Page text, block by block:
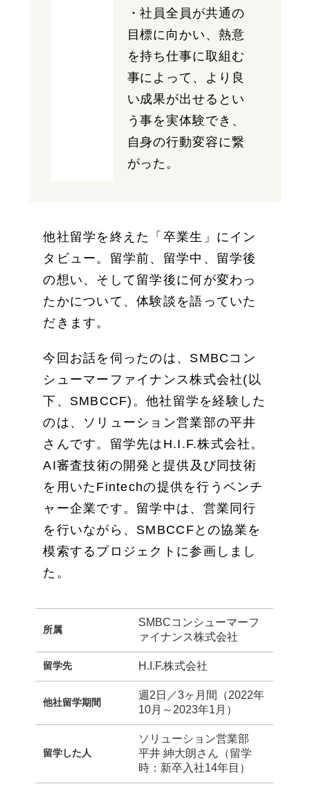
・社員全員が共通の
目標に向かい、熱意
を持ち仕事に取組む
事によって、より良
い成果が出せるとい
う事を実体験でき、
自身の行動変容に繋
がった。
他社留学を終えた「卒業生」にイン
タビュー。留学前、留学中、留学後
の想い、そして留学後に何が変わっ
たかについて、体験談を語っていた
だきます。
今回お話を伺ったのは、SMBCコン
シューマーファイナンス株式会社(以
下、SMBCCF)。他社留学を経験した
のは、ソリューション営業部の平井
さんです。留学先はH.I.F.株式会社。
AI審査技術の開発と提供及び同技術
を用いたFintechの提供を行うベンチ
ャー企業です。留学中は、営業同行
を行いながら、SMBCCFとの協業を
模索するプロジェクトに参画しまし
た。
所属
SMBCコンシューマーフ
ァイナンス株式会社
留学先 H.I.F.株式会社
他社留学期間
週2日／3ヶ月間（2022年
10月～2023年1月）
留学した人
ソリューション営業部
平井 紳大朗さん（留学
時：新卒入社14年目）